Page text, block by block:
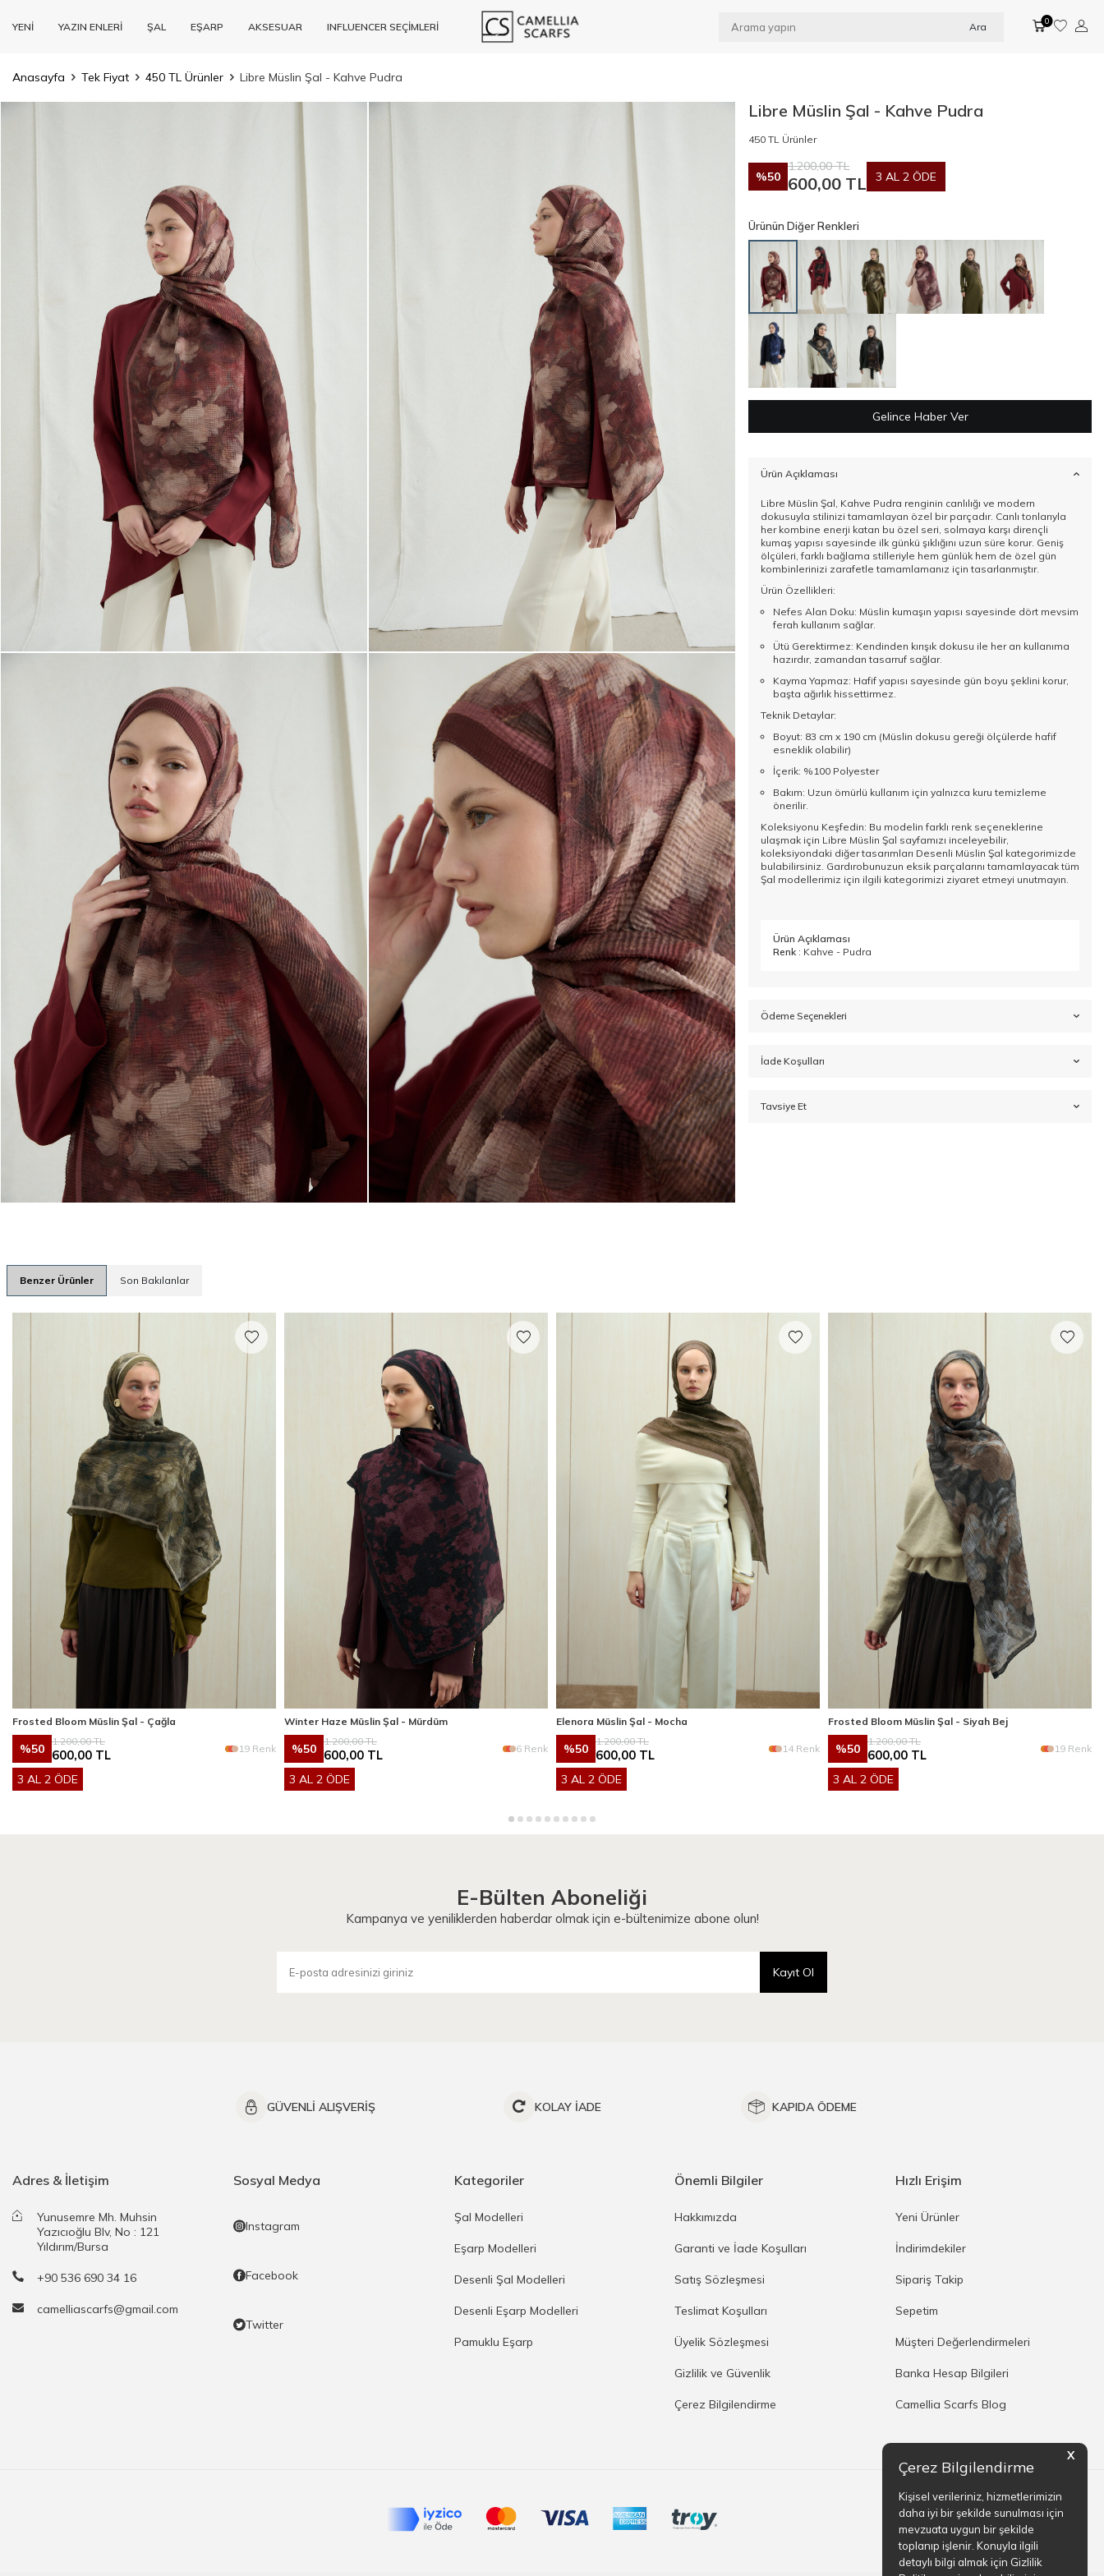
X
Çerez Bilgilendirme
Kişisel verileriniz, hizmetlerimizin
daha iyi bir şekilde sunulması için
mevzuata uygun bir şekilde
toplanıp işlenir. Konuyla ilgili
detaylı bilgi almak için Gizlilik
YENİ YAZIN ENLERİ ŞAL EŞARP AKSESUAR INFLUENCER SEÇİMLERİ Ara 0
Anasayfa Tek Fiyat 450 TL Ürünler Libre Müslin Şal - Kahve Pudra
Libre Müslin Şal - Kahve Pudra
450 TL Ürünler
%50
1.200,00TL
600,00 TL 3 AL 2 ÖDE
Ürünün Diğer Renkleri
Gelince Haber Ver
Ürün Açıklaması
Libre Müslin Şal, Kahve Pudra renginin canlılığı ve modern
dokusuyla stilinizi tamamlayan özel bir parçadır. Canlı tonlarıyla
her kombine enerji katan bu özel seri, solmaya karşı dirençli
kumaş yapısı sayesinde ilk günkü şıklığını uzun süre korur. Geniş
ölçüleri, farklı bağlama stilleriyle hem günlük hem de özel gün
kombinlerinizi zarafetle tamamlamanız için tasarlanmıştır.
Ürün Özellikleri:
Nefes Alan Doku: Müslin kumaşın yapısı sayesinde dört mevsim
ferah kullanım sağlar.
Ütü Gerektirmez: Kendinden kırışık dokusu ile her an kullanıma
hazırdır, zamandan tasarruf sağlar.
Kayma Yapmaz: Hafif yapısı sayesinde gün boyu şeklini korur,
başta ağırlık hissettirmez.
Teknik Detaylar:
Boyut: 83 cm x 190 cm (Müslin dokusu gereği ölçülerde hafif
esneklik olabilir)
İçerik: %100 Polyester
Bakım: Uzun ömürlü kullanım için yalnızca kuru temizleme
önerilir.
Koleksiyonu Keşfedin: Bu modelin farklı renk seçeneklerine
ulaşmak için Libre Müslin Şal sayfamızı inceleyebilir,
koleksiyondaki diğer tasarımları Desenli Müslin Şal kategorimizde
bulabilirsiniz. Gardırobunuzun eksik parçalarını tamamlayacak tüm
Şal modellerimiz için ilgili kategorimizi ziyaret etmeyi unutmayın.
Ürün Açıklaması
Renk : Kahve - Pudra
Ödeme Seçenekleri
İade Koşulları
Tavsiye Et
Benzer Ürünler Son Bakılanlar
Frosted Bloom Müslin Şal - Çağla
%50
1.200,00TL
600,00 TL 19 Renk
3 AL 2 ÖDE
Winter Haze Müslin Şal - Mürdüm
%50
1.200,00TL
600,00 TL 6 Renk
3 AL 2 ÖDE
Elenora Müslin Şal - Mocha
%50
1.200,00TL
600,00 TL 14 Renk
3 AL 2 ÖDE
Frosted Bloom Müslin Şal - Siyah Bej
%50
1.200,00TL
600,00 TL 19 Renk
3 AL 2 ÖDE
E-Bülten Aboneliği
Kampanya ve yeniliklerden haberdar olmak için e-bültenimize abone olun!
Kayıt Ol
GÜVENLİ ALIŞVERİŞ KOLAY İADE KAPIDA ÖDEME
Adres & İletişim
Yunusemre Mh. Muhsin
Yazıcıoğlu Blv, No : 121
Yıldırım/Bursa
+90 536 690 34 16
camelliascarfs@gmail.com
Sosyal Medya
Instagram
Facebook
Twitter
Kategoriler
Şal Modelleri
Eşarp Modelleri
Desenli Şal Modelleri
Desenli Eşarp Modelleri
Pamuklu Eşarp
Önemli Bilgiler
Hakkımızda
Garanti ve İade Koşulları
Satış Sözleşmesi
Teslimat Koşulları
Üyelik Sözleşmesi
Gizlilik ve Güvenlik
Çerez Bilgilendirme
Hızlı Erişim
Yeni Ürünler
İndirimdekiler
Sipariş Takip
Sepetim
Müşteri Değerlendirmeleri
Banka Hesap Bilgileri
Camellia Scarfs Blog